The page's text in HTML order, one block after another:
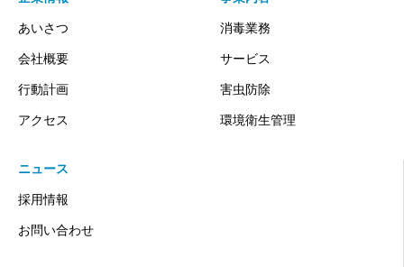
あいさつ
会社概要
行動計画
アクセス
消毒業務
サービス
害虫防除
環境衛生管理
ニュース
採用情報
お問い合わせ